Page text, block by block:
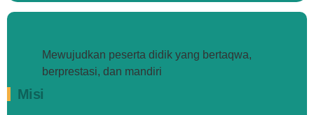
Mewujudkan peserta didik yang bertaqwa,
berprestasi, dan mandiri
Misi